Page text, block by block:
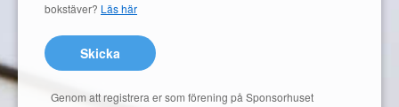
bokstäver? Läs här
Skicka
Genom att registrera er som förening på Sponsorhuset